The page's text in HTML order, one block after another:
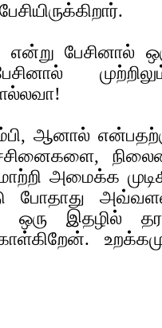
பேசினால்
ஆனால்
அமைக்க
போதாது
ஒரு இதழில்